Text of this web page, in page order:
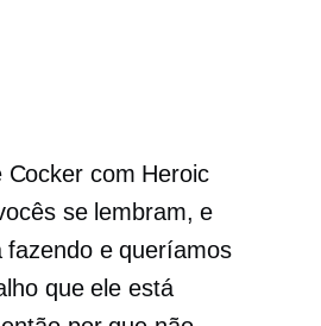
com Heroic
se lembram, e
fazendo e queríamos
que ele está